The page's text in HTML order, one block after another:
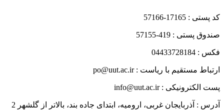
کد پستی : 17165-57166
صندوق پستی : 419-57155
فکس : 04433728184
ارتباط مستقیم با ریاست : po@uut.ac.ir
پست الکترونیکی : info@uut.ac.ir
آدرس : آذربایجان غربی، ارومیه، ابتدای جاده بند، بالاتر از گلشهر 2